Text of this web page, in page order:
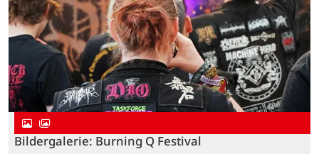
Bildergalerie: Burning Q Festival